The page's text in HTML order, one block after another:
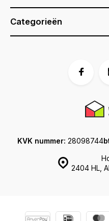
Categorieën
2404 HL,
KVK nummer: 28098744